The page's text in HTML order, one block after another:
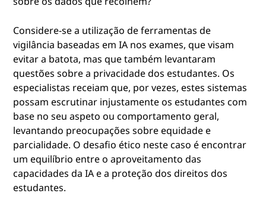
Considere-se a utilização de ferramentas de
vigilância baseadas em IA nos exames, que visam
evitar a batota, mas que também levantaram
questões sobre a privacidade dos estudantes. Os
especialistas receiam que, por vezes, estes sistemas
possam escrutinar injustamente os estudantes com
base no seu aspeto ou comportamento geral,
levantando preocupações sobre equidade e
parcialidade. O desafio ético neste caso é encontrar
um equilíbrio entre o aproveitamento das
capacidades da IA e a proteção dos direitos dos
estudantes.